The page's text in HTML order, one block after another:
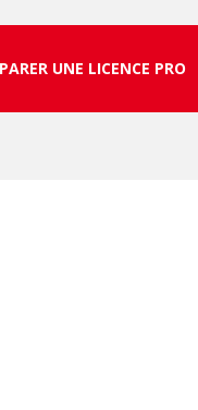
UNE LICENCE PRO